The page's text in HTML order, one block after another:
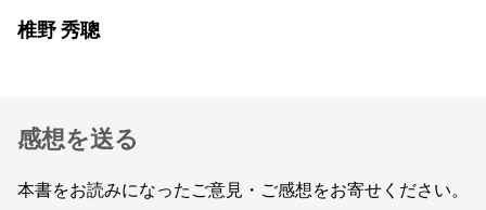
椎野 秀聰
感想を送る
本書をお読みになったご意見・ご感想をお寄せください。